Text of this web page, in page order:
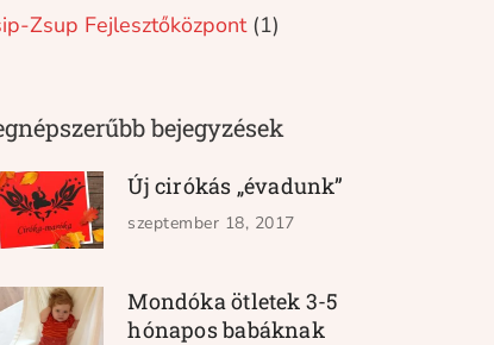
Zsup Fejlesztőközpont(1)
bejegyzések
Új cirókás „évadunk”
szeptember 18, 2017
Mondóka ötletek 3-5
hónapos babáknak